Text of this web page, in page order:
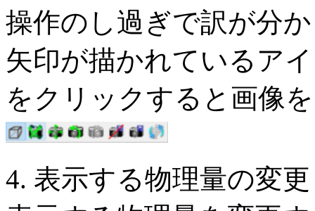
操作のし過ぎで訳が分
矢印が描かれているア
をクリックすると画像
4. 表示する物理量の変更